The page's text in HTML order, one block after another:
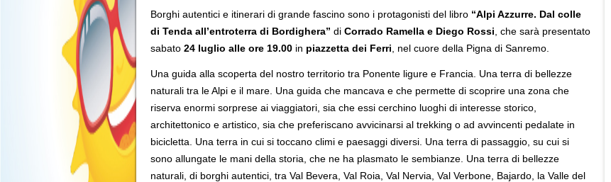
Borghi autentici e itinerari di grande fascino sono i protagonisti del libro “Alpi Azzurre. Dal colle
di Tenda all’entroterra di Bordighera” di Corrado Ramella e Diego Rossi , che sarà presentato
sabato 24 luglio alle ore 19.00 in piazzetta dei Ferri , nel cuore della Pigna di Sanremo.
Una guida alla scoperta del nostro territorio tra Ponente ligure e Francia. Una terra di bellezze
naturali tra le Alpi e il mare. Una guida che mancava e che permette di scoprire una zona che
riserva enormi sorprese ai viaggiatori, sia che essi cerchino luoghi di interesse storico,
architettonico e artistico, sia che preferiscano avvicinarsi al trekking o ad avvincenti pedalate in
bicicletta. Una terra in cui si toccano climi e paesaggi diversi. Una terra di passaggio, su cui si
sono allungate le mani della storia, che ne ha plasmato le sembianze. Una terra di bellezze
naturali, di borghi autentici, tra Val Bevera, Val Roia, Val Nervia, Val Verbone, Bajardo, la Valle del